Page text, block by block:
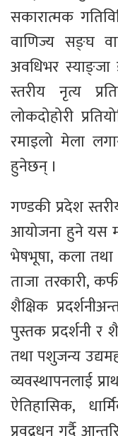
सकारात्मक
वाणिज्य सङ्घ
अवधिभर
स्तरीय नृत्य
लोकदोहोरी
रमाइलो मेला
हुनेछन् ।
गण्डकी प्रदेश
आयोजना हुने यस
भेषभूषा, कला तथा
ताजा तरकारी,
शैक्षिक
पुस्तक प्रदर्शनी र
तथा पशुजन्य
व्यवस्थापनलाई
ऐतिहासिक,